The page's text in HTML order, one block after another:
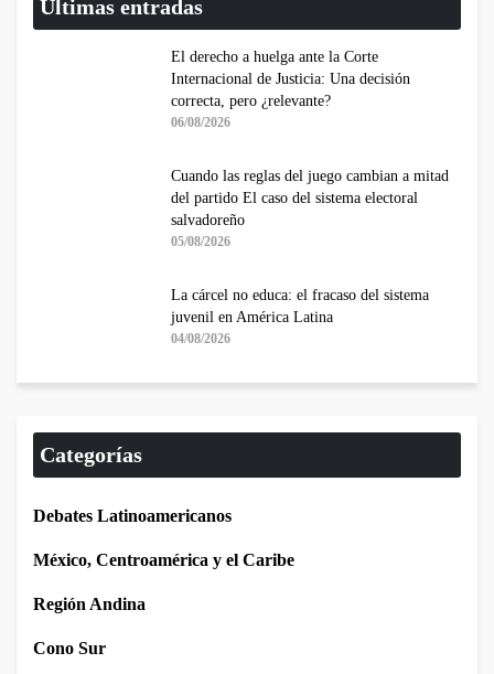
Últimas entradas
El derecho a huelga ante la Corte
Internacional de Justicia: Una decisión
correcta, pero ¿relevante?
06/08/2026
Cuando las reglas del juego cambian a mitad
del partido El caso del sistema electoral
salvadoreño
05/08/2026
La cárcel no educa: el fracaso del sistema
juvenil en América Latina
04/08/2026
Categorías
Debates Latinoamericanos
México, Centroamérica y el Caribe
Región Andina
Cono Sur